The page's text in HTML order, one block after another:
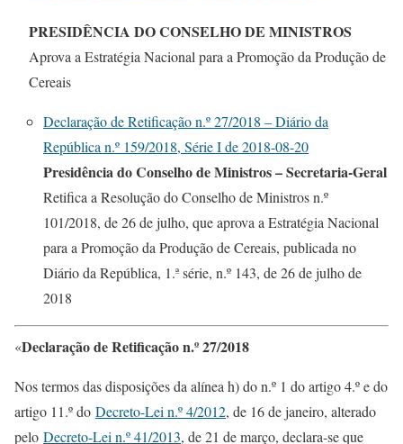
PRESIDÊNCIA DO CONSELHO DE MINISTROS
Aprova a Estratégia Nacional para a Promoção da Produção de
Cereais
Declaração de Retificação n.º 27/2018 – Diário da
República n.º 159/2018, Série I de 2018-08-20
Presidência do Conselho de Ministros – Secretaria-Geral
Retifica a Resolução do Conselho de Ministros n.º
101/2018, de 26 de julho, que aprova a Estratégia Nacional
para a Promoção da Produção de Cereais, publicada no
Diário da República, 1.ª série, n.º 143, de 26 de julho de
2018
«Declaração de Retificação n.º 27/2018
Nos termos das disposições da alínea h) do n.º 1 do artigo 4.º e do
artigo 11.º do Decreto-Lei n.º 4/2012, de 16 de janeiro, alterado
pelo Decreto-Lei n.º 41/2013, de 21 de março, declara-se que